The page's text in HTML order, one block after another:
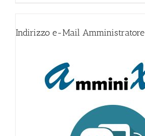
Indirizzo e-Mail Amministratore